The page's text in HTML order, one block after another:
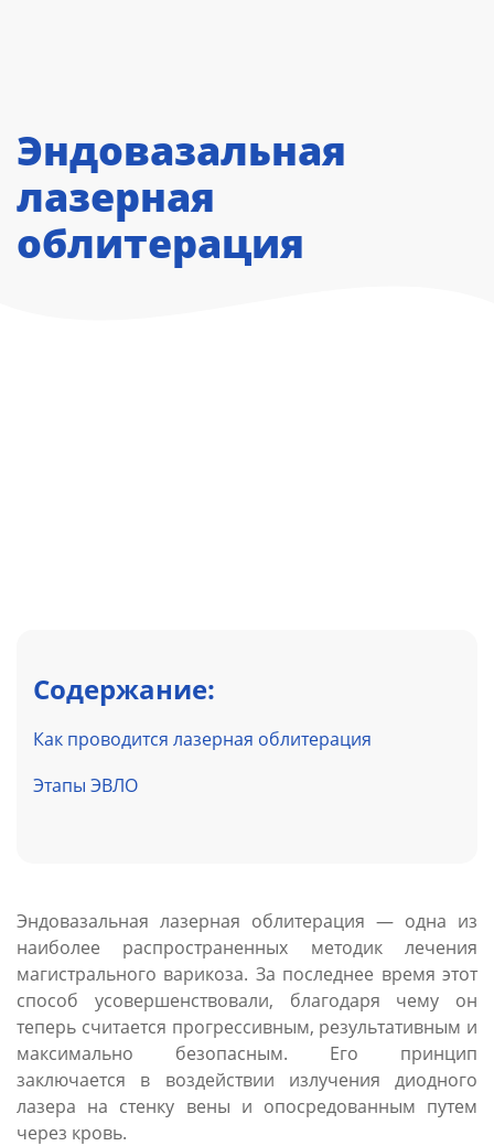
Эндовазальная
лазерная
облитерация
Содержание:
Как проводится лазерная облитерация
Этапы ЭВЛО
Эндовазальная лазерная облитерация — одна из
наиболее распространенных методик лечения
магистрального варикоза. За последнее время этот
способ усовершенствовали, благодаря чему он
теперь считается прогрессивным, результативным и
максимально безопасным. Его принцип
заключается в воздействии излучения диодного
лазера на стенку вены и опосредованным путем
через кровь.